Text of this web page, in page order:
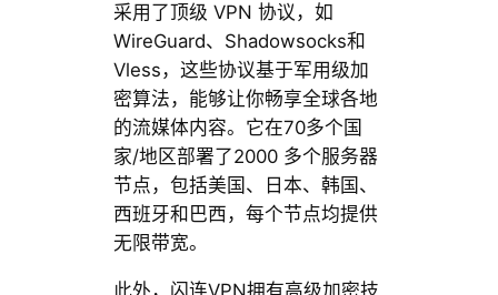
采用了顶级 VPN 协议，如
WireGuard、Shadowsocks和
Vless，这些协议基于军用级加
密算法，能够让你畅享全球各地
的流媒体内容。它在70多个国
家/地区部署了2000 多个服务器
节点，包括美国、日本、韩国、
西班牙和巴西，每个节点均提供
无限带宽。